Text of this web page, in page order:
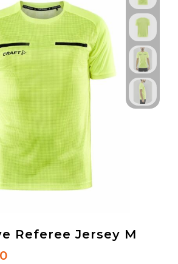
Referee Jersey M